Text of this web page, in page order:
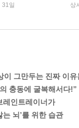
일 상
이 그만두는 진짜 이유
충동에 굴복해서다!”
레인트레이너가
는 뇌’를 위한 습관